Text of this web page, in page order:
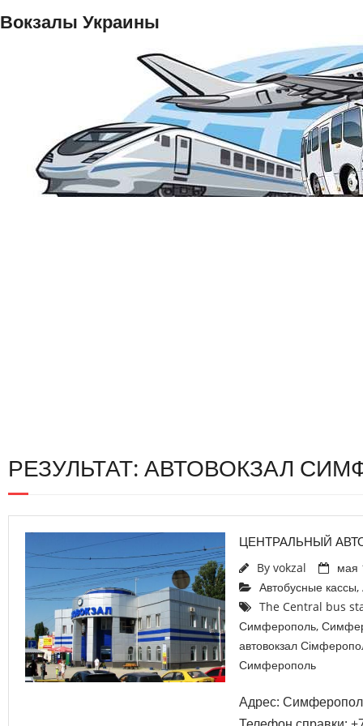
Вокзалы Украины
РЕЗУЛЬТАТ: АВТОВОКЗАЛ
ЦЕНТРАЛЬНЫЙ
By vokzal
мая
Автобусные кассы,
The Central bus
Симферополь,
автовокзал
Симферополь
Адрес: